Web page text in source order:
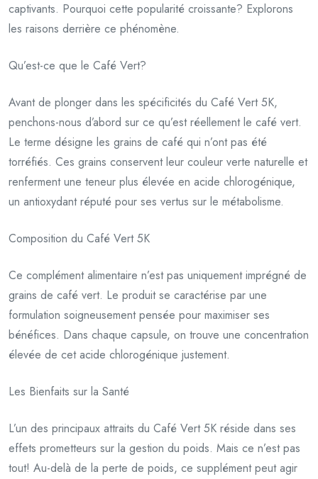
captivants. Pourquoi cette popularité croissante? Explorons
les raisons derrière ce phénomène.
Qu’est-ce que le Café Vert?
Avant de plonger dans les spécificités du Café Vert 5K,
penchons-nous d’abord sur ce qu’est réellement le café vert.
Le terme désigne les grains de café qui n’ont pas été
torréfiés. Ces grains conservent leur couleur verte naturelle et
renferment une teneur plus élevée en acide chlorogénique,
un antioxydant réputé pour ses vertus sur le métabolisme.
Composition du Café Vert 5K
Ce complément alimentaire n’est pas uniquement imprégné de
grains de café vert. Le produit se caractérise par une
formulation soigneusement pensée pour maximiser ses
bénéfices. Dans chaque capsule, on trouve une concentration
élevée de cet acide chlorogénique justement.
Les Bienfaits sur la Santé
L’un des principaux attraits du Café Vert 5K réside dans ses
effets prometteurs sur la gestion du poids. Mais ce n’est pas
tout! Au-delà de la perte de poids, ce supplément peut agir